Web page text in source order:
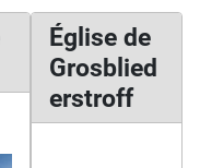
Église de
Grosblied
erstroff